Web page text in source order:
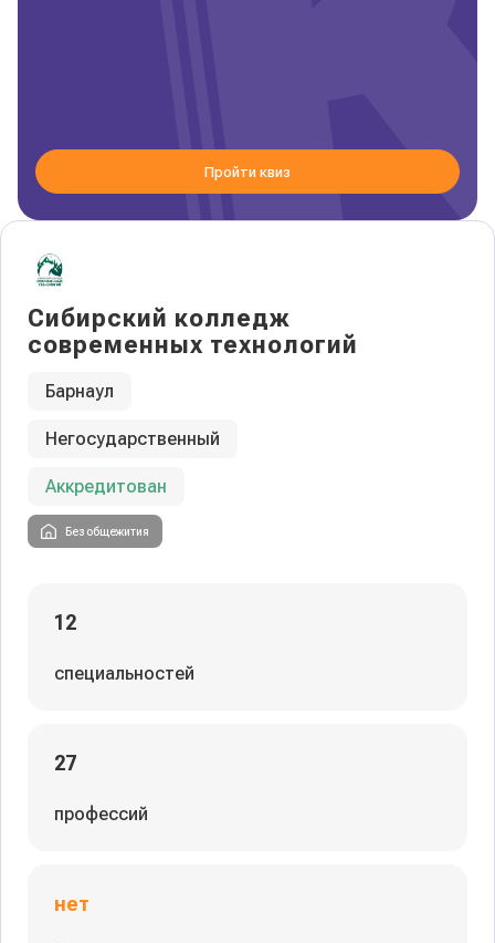
Сибирский колледж
современных технологий
Барнаул
Негосударственный
Аккредитован
Без общежития
12
специальностей
27
профессий
нет
Пройти квиз